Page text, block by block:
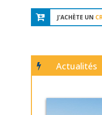
J'ACHÈTE UN
Actualités